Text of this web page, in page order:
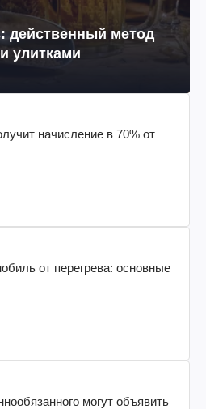
действенный метод
улитками
начисление в 70% от
от перегрева: основные
могут объявить